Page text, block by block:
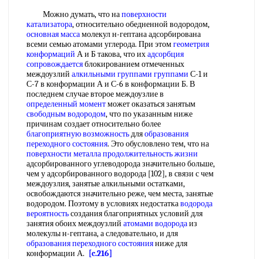
Можно думать, что наповерхности
катализатора, относительно обедненной водородом,
основная массамолекул н-гептана адсорбирована
всеми семью атомами углерода. При этомгеометрия
конформаций А и Б такова, что ихадсорбция
сопровождаетсяблокированием отмеченных
междоузлий алкильными группами группами С-1 и
С-7 в конформации А и С-6 в конформации Б. В
последнем случае второе междоузлие в
определенный моментможет оказаться занятым
свободным водородом, что по указанным ниже
причинам создает относительно более
благоприятную возможностьдляобразования
переходного состояния. Это обусловлено тем, что на
поверхности металлапродолжительность жизни
адсорбированного углеводорода значительно больше,
чем у адсорбированного водорода [102], в связи с чем
междоузлия, занятые алкильными остатками,
освобождаются значительно реже, чем места, занятые
водородом. Поэтому в условиях недостаткаводорода
вероятностьсоздания благоприятных условий для
занятия обоих междоузлий атомами водородаиз
молекулы н-гептана, а следовательно, и для
образования переходного состоянияниже для
конформации А.
[c.216]